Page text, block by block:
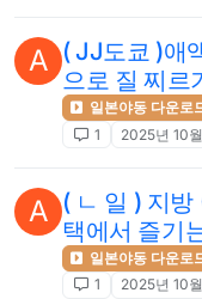
A ( JJ도쿄 )애
으로 질 찌르
일본야동 다운로
1
2025년 10
A ( ㄴ 일 ) 지
택에서 즐기
일본야동 다운로
1
2025년 10